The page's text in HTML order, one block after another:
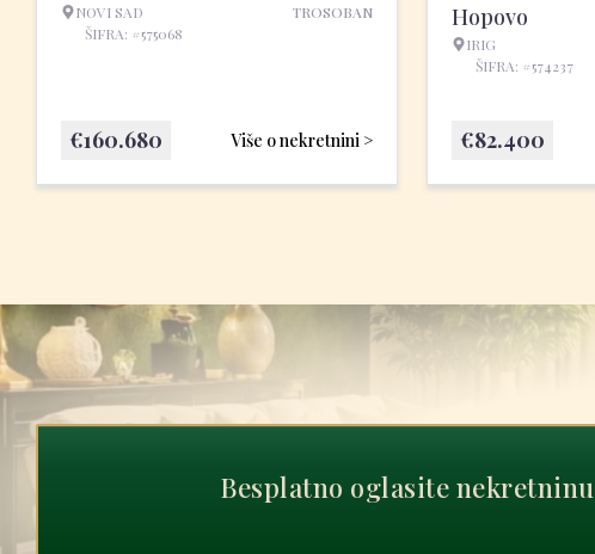
NOVI SAD
ŠIFRA: #575068
TROSOBAN
Više o nekretnini >
€160.680
Hopovo
IRIG
ŠIFRA: #574237
€82.400
Besplatno oglasite nekretninu